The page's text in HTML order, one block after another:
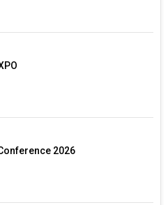
2026